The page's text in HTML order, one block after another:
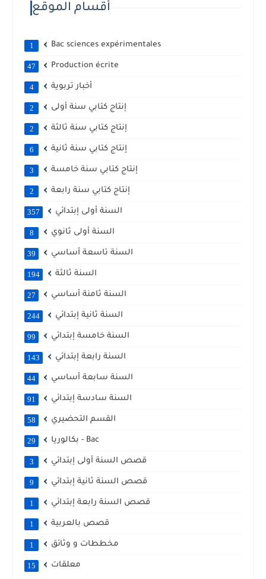
أقسام الموقع
Bac sciences expérimentales
1
Production écrite
47
أخبار تربوية 4
إنتاج كتابي سنة أولى 2
إنتاج كتابي سنة ثالثة 2
إنتاج كتابي سنة ثانية 6
إنتاج كتابي سنة خامسة 3
إنتاج كتابي سنة رابعة 2
السنة أولى إبتدائي 357
السنة أولى ثانوي 8
السنة تاسعة أساسي 39
السنة ثالثة 194
السنة ثامنة أساسي 27
السنة ثانية إبتدائي 244
السنة خامسة إبتدائي 99
السنة رابعة إبتدائي 143
السنة سابعة أساسي 44
السنة سادسة إبتدائي 91
القسم التحضيري 58
بكالوريا - Bac 29
قصص السنة أولى إبتدائي 3
قصص السنة ثانية إبتدائي 9
قصص السنة رابعة إبتدائي 1
قصص بالعربية 1
مخططات و وثائق 1
معلقات 15